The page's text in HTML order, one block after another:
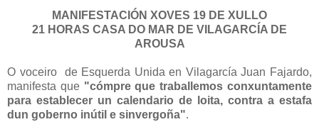
MANIFESTACIÓN XOVES 19 DE XULLO
21 HORAS CASA DO MAR DE VILAGARCÍA DE
AROUSA
O voceiro de Esquerda Unida en Vilagarcía Juan Fajardo,
manifesta que "cómpre que traballemos conxuntamente
para establecer un calendario de loita, contra a estafa
dun goberno inútil e sinvergoña".